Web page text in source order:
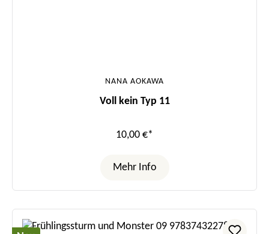
NANA AOKAWA
Voll kein Typ 11
10,00 €*
Mehr Info